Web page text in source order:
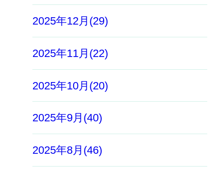
2025年12月(29)
2025年11月(22)
2025年10月(20)
2025年9月(40)
2025年8月(46)